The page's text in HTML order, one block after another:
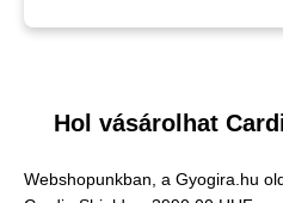
Hol vásárolhat
Webshopunkban, a Gyogira.hu